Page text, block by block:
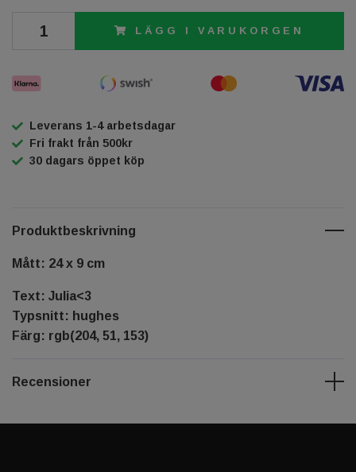
LÄGG I VARUKORGEN
Leverans 1-4 arbetsdagar
Fri frakt från 500kr
30 dagars öppet köp
Produktbeskrivning
Mått: 24 x 9 cm
Text: Julia<3
Typsnitt: hughes
Färg: rgb(204, 51, 153)
Recensioner